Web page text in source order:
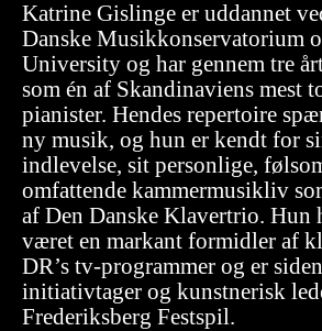
Katrine Gislinge er uddannet
Danske Musikkonservatorium
University og har gennem tre
som én af Skandinaviens mest
pianister. Hendes repertoire
ny musik, og hun er kendt for
indlevelse, sit personlige,
omfattende kammermusikliv
af Den Danske Klavertrio. Hun
været en markant formidler af
DR’s tv-programmer og er
initiativtager og kunstnerisk
Frederiksberg Festspil.